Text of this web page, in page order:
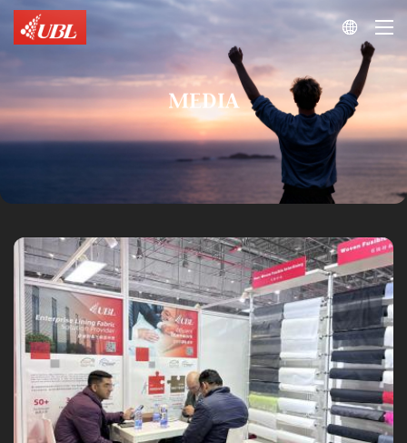

MEDIA